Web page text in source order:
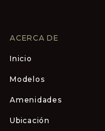
ACERCA DE
Inicio
Modelos
Amenidades
Ubicación